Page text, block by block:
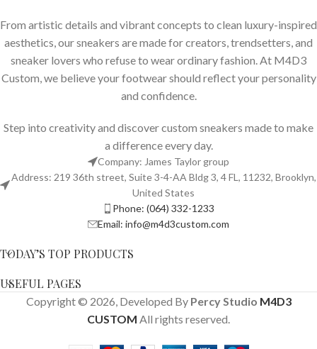
From artistic details and vibrant concepts to clean luxury-inspired
aesthetics, our sneakers are made for creators, trendsetters, and
sneaker lovers who refuse to wear ordinary fashion. At M4D3
Custom, we believe your footwear should reflect your personality
and confidence.
Step into creativity and discover custom sneakers made to make
a difference every day.
Company: James Taylor group
Address: 219 36th street, Suite 3-4-AA Bldg 3, 4 FL, 11232, Brooklyn,
United States
Phone: (064) 332-1233
Email: info@m4d3custom.com
TODAY’S TOP PRODUCTS
USEFUL PAGES
Copyright © 2026, Developed By Percy Studio M4D3
CUSTOM All rights reserved.